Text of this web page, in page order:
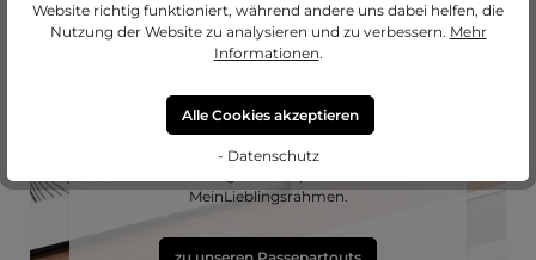
Passendes Passepartout?
Erweitere deinen Rahmen mit einem
MeinLieblingsrahmen.
Website richtig funktioniert, während andere uns dabei helfen, die
Nutzung der Website zu analysieren und zu verbessern. Mehr
Informationen.
Alle Cookies akzeptieren
- Datenschutz